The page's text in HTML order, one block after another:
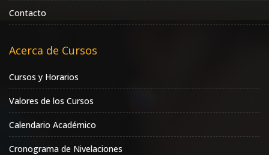
Contacto
Acerca de Cursos
Cursos y Horarios
Valores de los Cursos
Calendario Académico
Cronograma de Nivelaciones